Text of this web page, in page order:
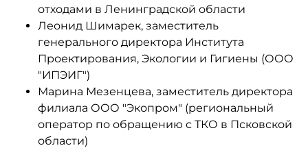
отходами в Ленинградской области
Леонид Шимарек, заместитель
генерального директора Института
Проектирования, Экологии и Гигиены (ООО
"ИПЭИГ")
Марина Мезенцева, заместитель директора
филиала ООО "Экопром" (региональный
оператор по обращению с ТКО в Псковской
области)